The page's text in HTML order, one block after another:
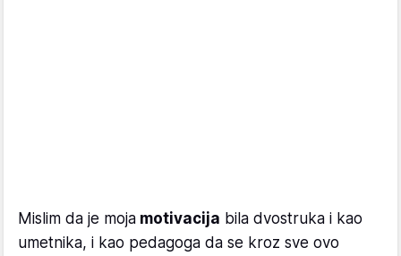
Mislim da je moja motivacija bila dvostruka i kao
umetnika, i kao pedagoga da se kroz sve ovo